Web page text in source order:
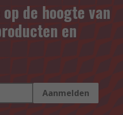
de hoogte van
en
Aanmelden